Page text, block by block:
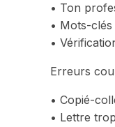
• Ton
• Mots-
•
Erreurs
• Copié-
• Lettre